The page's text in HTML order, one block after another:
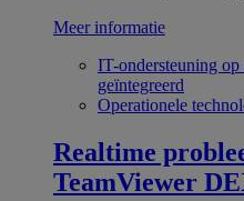
Meer informatie
IT-ondersteuning op
geïntegreerd
Operationele
Realtime
TeamViewer